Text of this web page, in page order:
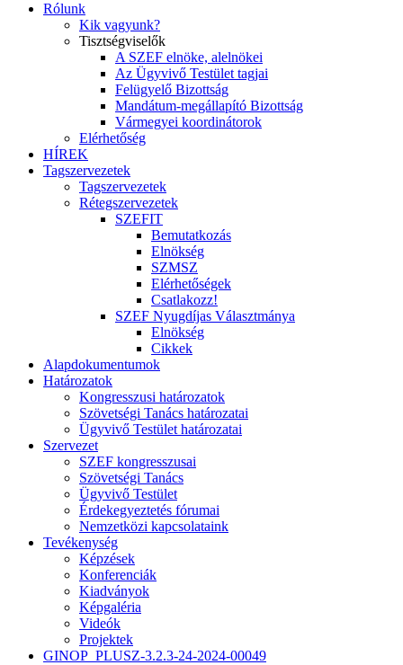
Rólunk
Kik vagyunk?
Tisztségviselők
A SZEF elnöke, alelnökei
Az Ügyvivő Testület tagjai
Felügyelő Bizottság
Mandátum-megállapító Bizottság
Vármegyei koordinátorok
Elérhetőség
HÍREK
Tagszervezetek
Tagszervezetek
Rétegszervezetek
SZEFIT
Bemutatkozás
Elnökség
SZMSZ
Elérhetőségek
Csatlakozz!
SZEF Nyugdíjas Választmánya
Elnökség
Cikkek
Alapdokumentumok
Határozatok
Kongresszusi határozatok
Szövetségi Tanács határozatai
Ügyvivő Testület határozatai
Szervezet
SZEF kongresszusai
Szövetségi Tanács
Ügyvivő Testület
Érdekegyeztetés fórumai
Nemzetközi kapcsolataink
Tevékenység
Képzések
Konferenciák
Kiadványok
Képgaléria
Videók
Projektek
GINOP_PLUSZ-3.2.3-24-2024-00049